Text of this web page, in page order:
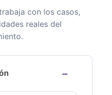
con los casos,
reales del